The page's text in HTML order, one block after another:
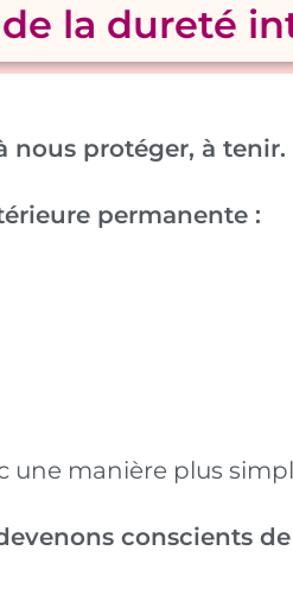
de la dureté
nous protéger, à tenir.
permanente :
une manière plus
conscients de